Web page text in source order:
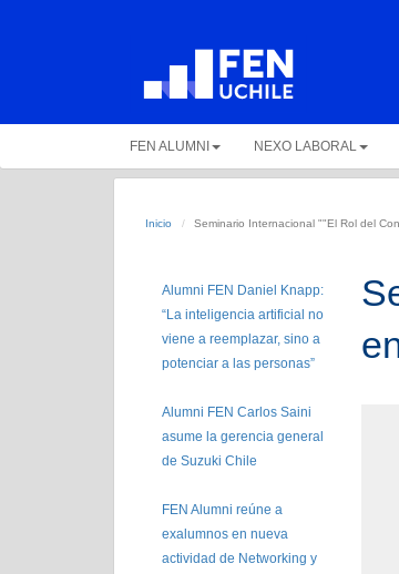
FEN ALUMNI NEXO LABORAL
Inicio Seminario Internacional ""El Rol del
Alumni FEN Daniel Knapp:
“La inteligencia artificial no
viene a reemplazar, sino a
potenciar a las personas”
Alumni FEN Carlos Saini
asume la gerencia general
de Suzuki Chile
FEN Alumni reúne a
exalumnos en nueva
actividad de Networking y